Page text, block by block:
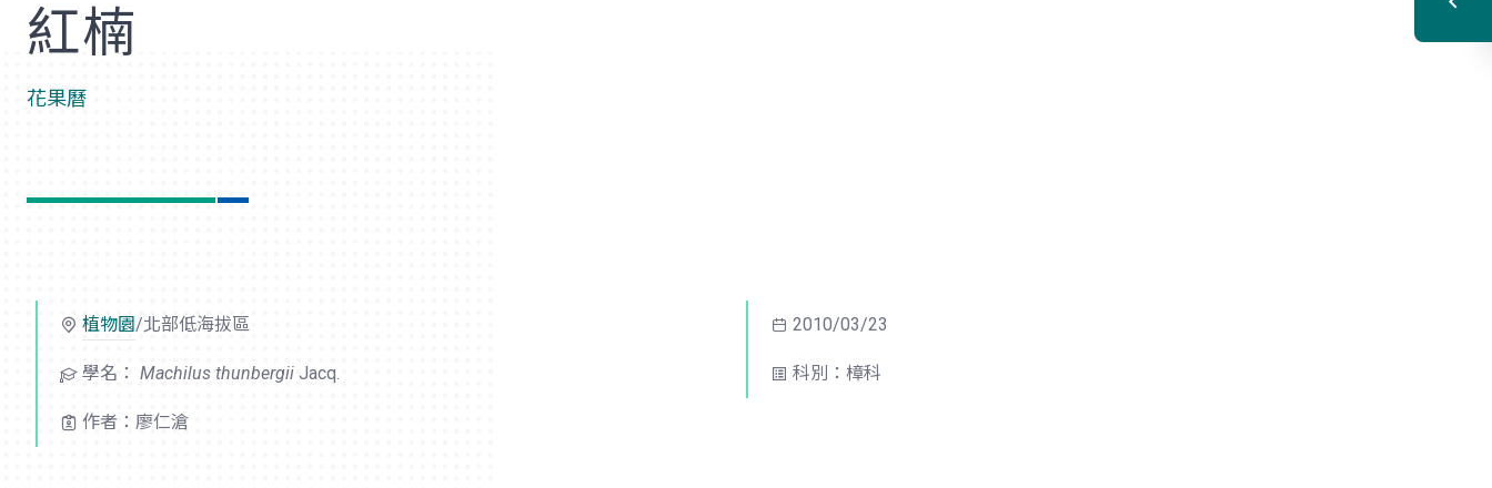
紅楠
花果曆
植物園/北部低海拔區 2010/03/23
學名： Machilus thunbergii Jacq. 科別：樟科
作者：廖仁滄